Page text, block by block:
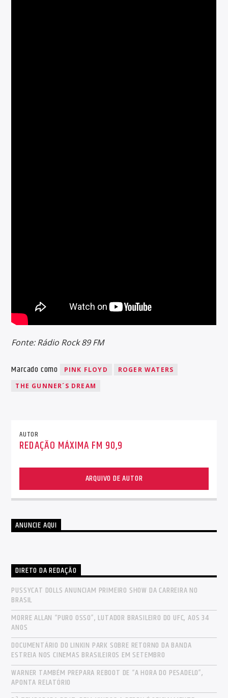
Fonte: Rádio Rock 89 FM
Marcado como PINK FLOYD
ROGER WATERS
THE GUNNER´S DREAM
AUTOR
REDAÇÃO MÁXIMA FM 90,9
ARQUIVO DE AUTOR
ANUNCIE AQUI
DIRETO DA REDAÇÃO
PUSSYCAT DOLLS ANUNCIAM PRIMEIRO SHOW DA CARREIRA NO
BRASIL
MORRE ALLAN “PURO OSSO”, LUTADOR BRASILEIRO DO UFC, AOS 34
ANOS
DOCUMENTÁRIO DO LINKIN PARK SOBRE RETORNO DA BANDA
ESTREIA NOS CINEMAS BRASILEIROS EM SETEMBRO
WARNER TAMBÉM PREPARA REBOOT DE “A HORA DO PESADELO”,
APONTA RELATÓRIO